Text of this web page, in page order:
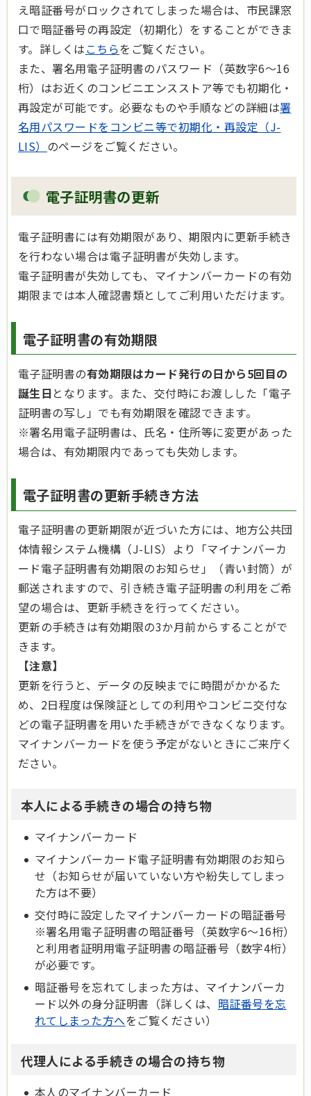
え暗証番号がロックされてしまった場合は、市民課窓
口で暗証番号の再設定（初期化）をすることができま
す。詳しくはこちらをご覧ください。
また、署名用電子証明書のパスワード（英数字6～16
桁）はお近くのコンビニエンスストア等でも初期化・
再設定が可能です。必要なものや手順などの詳細は署
名用パスワードをコンビニ等で初期化・再設定（J-
LIS） のページをご覧ください。
電子証明書の更新
電子証明書には有効期限があり、期限内に更新手続き
を行わない場合は電子証明書が失効します。
電子証明書が失効しても、マイナンバーカードの有効
期限までは本人確認書類としてご利用いただけます。
電子証明書の有効期限
電子証明書の有効期限はカード発行の日から5回目の
誕生日 となります。また、交付時にお渡しした「電子
証明書の写し」でも有効期限を確認できます。
※署名用電子証明書は、氏名・住所等に変更があった
場合は、有効期限内であっても失効します。
電子証明書の更新手続き方法
電子証明書の更新期限が近づいた方には、地方公共団
体情報システム機構（J-LIS）より「マイナンバーカ
ード電子証明書有効期限のお知らせ」（青い封筒）が
郵送されますので、引き続き電子証明書の利用をご希
望の場合は、更新手続きを行ってください。
更新の手続きは有効期限の3か月前からすることがで
きます。
【注意】
更新を行うと、データの反映までに時間がかかるた
め、2日程度は保険証としての利用やコンビニ交付な
どの電子証明書を用いた手続きができなくなります。
マイナンバーカードを使う予定がないときにご来庁く
ださい。
本人による手続きの場合の持ち物
マイナンバーカード
マイナンバーカード電子証明書有効期限のお知ら
せ（お知らせが届いていない方や紛失してしまっ
た方は不要）
交付時に設定したマイナンバーカードの暗証番号
※署名用電子証明書の暗証番号（英数字6～16桁）
と利用者証明用電子証明書の暗証番号（数字4桁）
が必要です。
暗証番号を忘れてしまった方は、マイナンバーカ
ード以外の身分証明書（詳しくは、 暗証番号を忘
れてしまった方へをご覧ください）
代理人による手続きの場合の持ち物
本人のマイナンバーカード